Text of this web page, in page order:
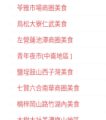
苓雅市場商圈美食
鳥松大寮仁武美食
左營蓮池潭商圈美食
青年夜市[中崙地區 ]
鹽埕鼓山西子灣美食
七賢六合南華商圈美食
楠梓岡山路竹湖內美食